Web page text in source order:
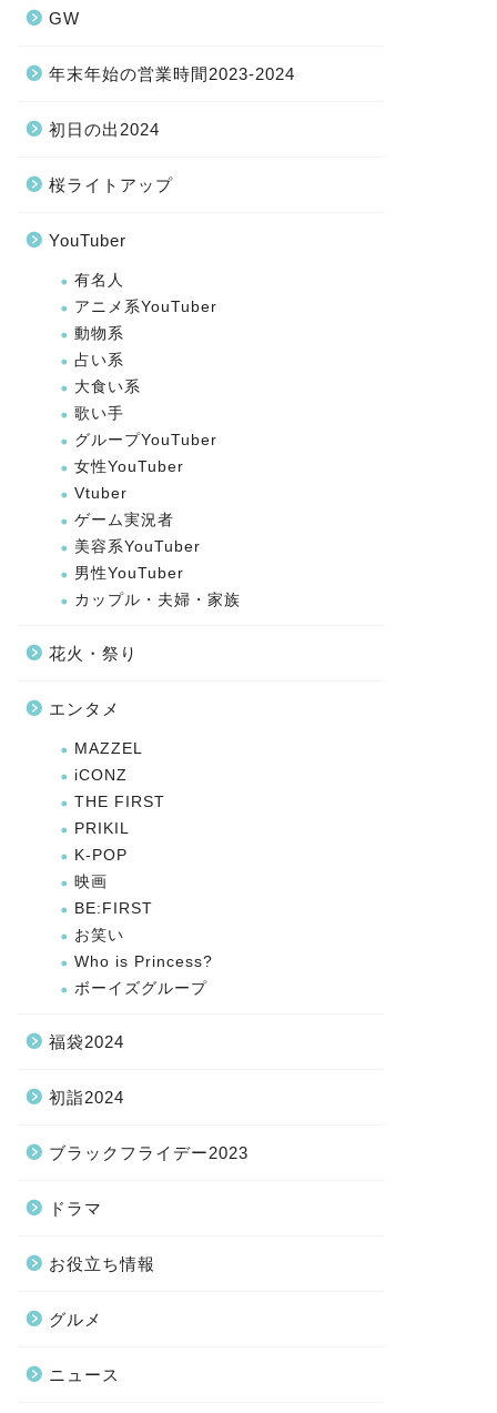
GW
年末年始の営業時間2023-2024
初日の出2024
桜ライトアップ
YouTuber
有名人
アニメ系YouTuber
動物系
占い系
大食い系
歌い手
グループYouTuber
女性YouTuber
Vtuber
ゲーム実況者
美容系YouTuber
男性YouTuber
カップル・夫婦・家族
花火・祭り
エンタメ
MAZZEL
iCONZ
THE FIRST
PRIKIL
K-POP
映画
BE:FIRST
お笑い
Who is Princess?
ボーイズグループ
福袋2024
初詣2024
ブラックフライデー2023
ドラマ
お役立ち情報
グルメ
ニュース